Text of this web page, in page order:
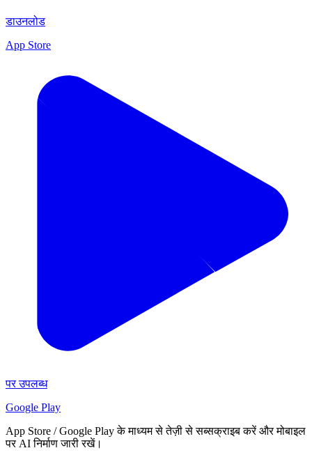
डाउनलोड
App Store
पर उपलब्ध
Google Play
App Store / Google Play के माध्यम से तेज़ी से सब्सक्राइब करें और मोबाइल
पर AI निर्माण जारी रखें।